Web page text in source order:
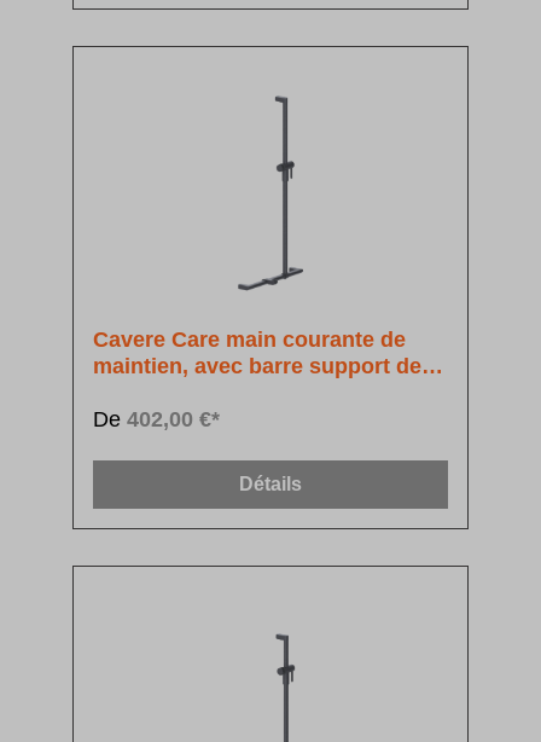
Cavere Care main courante de
maintien, avec barre support de
De 402,00 €*
Détails